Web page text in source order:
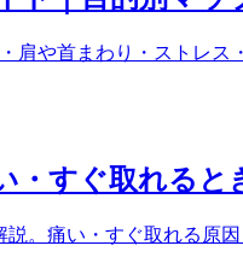
肩や首まわり・ストレ
・すぐ取れる
。痛い・すぐ取れる原